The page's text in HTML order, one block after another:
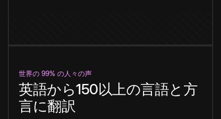
世界の 99% の人々の声
英語から150以上の言語と方
言に翻訳